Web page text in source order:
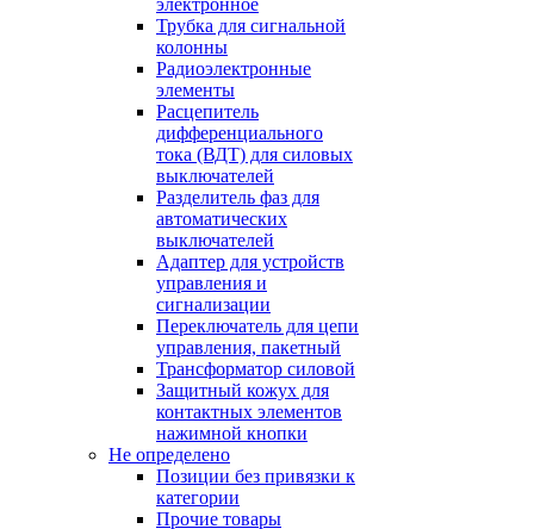
электронное
Трубка для сигнальной
колонны
Радиоэлектронные
элементы
Расцепитель
дифференциального
тока (ВДТ) для силовых
выключателей
Разделитель фаз для
автоматических
выключателей
Адаптер для устройств
управления и
сигнализации
Переключатель для цепи
управления, пакетный
Трансформатор силовой
Защитный кожух для
контактных элементов
нажимной кнопки
Не определено
Позиции без привязки к
категории
Прочие товары